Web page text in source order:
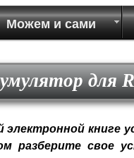
Можем и сами
для
книге
разберите свое